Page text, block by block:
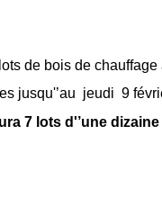
de bois de
jusqu'’au jeudi 9
7 lots d'’une